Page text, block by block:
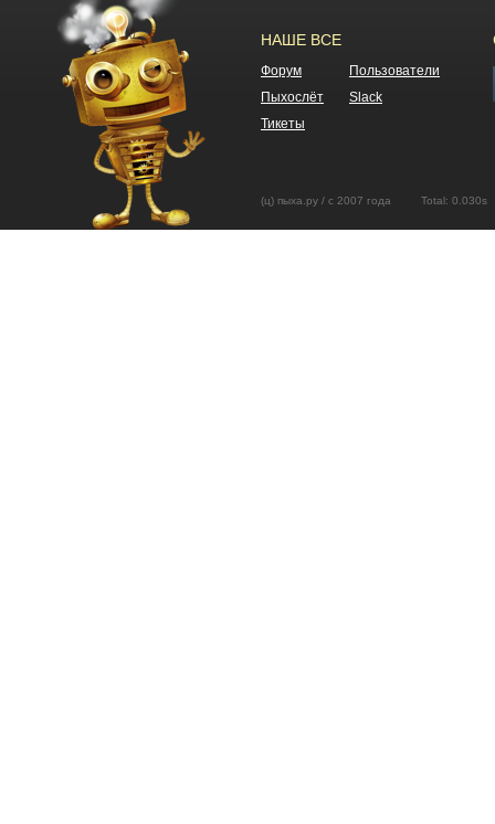
НАШЕ ВСЕ
Форум
Пользователи
Пыхослёт
Slack
Тикеты
(ц) пыха.ру / с 2007 года Total: